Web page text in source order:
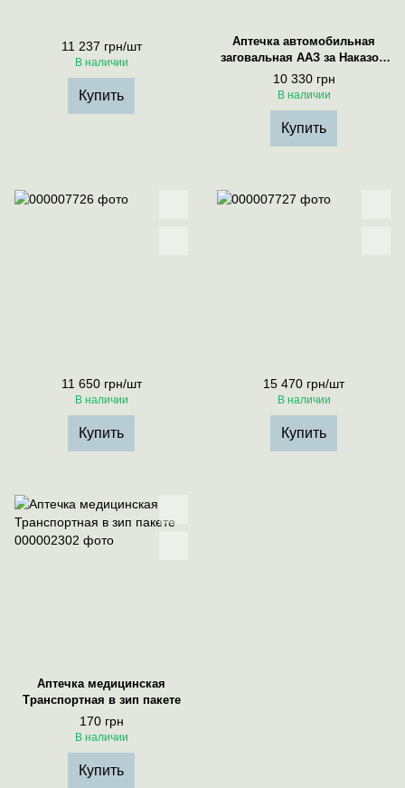
11 237 грн/шт
В наличии
Купить
Аптечка автомобильная
заговальная ААЗ за Наказом
МОУ №506
10 330 грн
В наличии
Купить
11 650 грн/шт
В наличии
Купить
15 470 грн/шт
В наличии
Купить
Аптечка медицинская
Транспортная в зип пакете
170 грн
В наличии
Купить